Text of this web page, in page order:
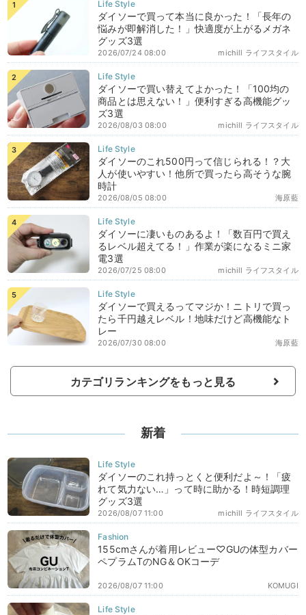
ダイソーで買って本当に良かった！「長年の
悩みが即解消した！」快適度が上がるメガネ
グッズ3選
michill ライフスタイル
2026/07/24 08:00
ダイソーで買い替えてよかった！「100均の
商品とは思えない！」便利すぎる高機能グッ
ズ3選
michill ライフスタイル
2026/08/03 08:00
ダイソーのこれ500円って信じられる！？大
人が使いやすい！他所で買ったら高そうな腕
時計
海原藍
2026/08/05 08:00
ダイソーに凄いものあるよ！「数百円で買え
るレベル超えてる！」作業が楽になるミニ家
電3選
michill ライフスタイル
2026/07/25 08:00
ダイソーで買えるってマジか！ニトリで買っ
たら千円越えレベル！地味だけど高機能なト
レー
海原藍
2026/07/30 08:00
カテゴリランキングをもっと見る
新着
ダイソーのこれ持っとくと便利だよ～！「疲
れて気力ない…」って時に助かる！時短調理
グッズ3選
michill ライフスタイル
2026/08/07 11:00
155cmさんが着用レビュー♡GUの体型カバー
ペプラムTのNG＆OKコーデ
KOMUGI
2026/08/07 11:00